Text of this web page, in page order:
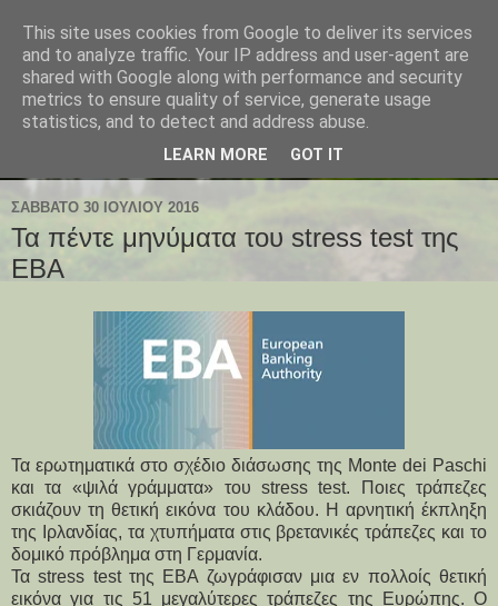
ΣΆΒΒΑΤΟ 30 ΙΟΥΛΊΟΥ 2016
Τα πέντε μηνύματα του stress test της
EBA
Τα ερωτηματικά στο σχέδιο διάσωσης της Monte dei Paschi
και τα «ψιλά γράμματα» του stress test. Ποιες τράπεζες
σκιάζουν τη θετική εικόνα του κλάδου. Η αρνητική έκπληξη
της Ιρλανδίας, τα χτυπήματα στις βρετανικές τράπεζες και το
δομικό πρόβλημα στη Γερμανία.
Τα stress test της EBA ζωγράφισαν μια εν πολλοίς θετική
εικόνα για τις 51 μεγαλύτερες τράπεζες της Ευρώπης. Ο
This site uses cookies from Google to deliver its services
and to analyze traffic. Your IP address and user-agent are
shared with Google along with performance and security
metrics to ensure quality of service, generate usage
statistics, and to detect and address abuse.
LEARN MORE GOT IT